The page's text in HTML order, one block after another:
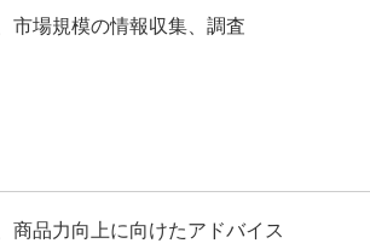
市場規模の情報収集、調査
商品力向上に向けたアドバイス